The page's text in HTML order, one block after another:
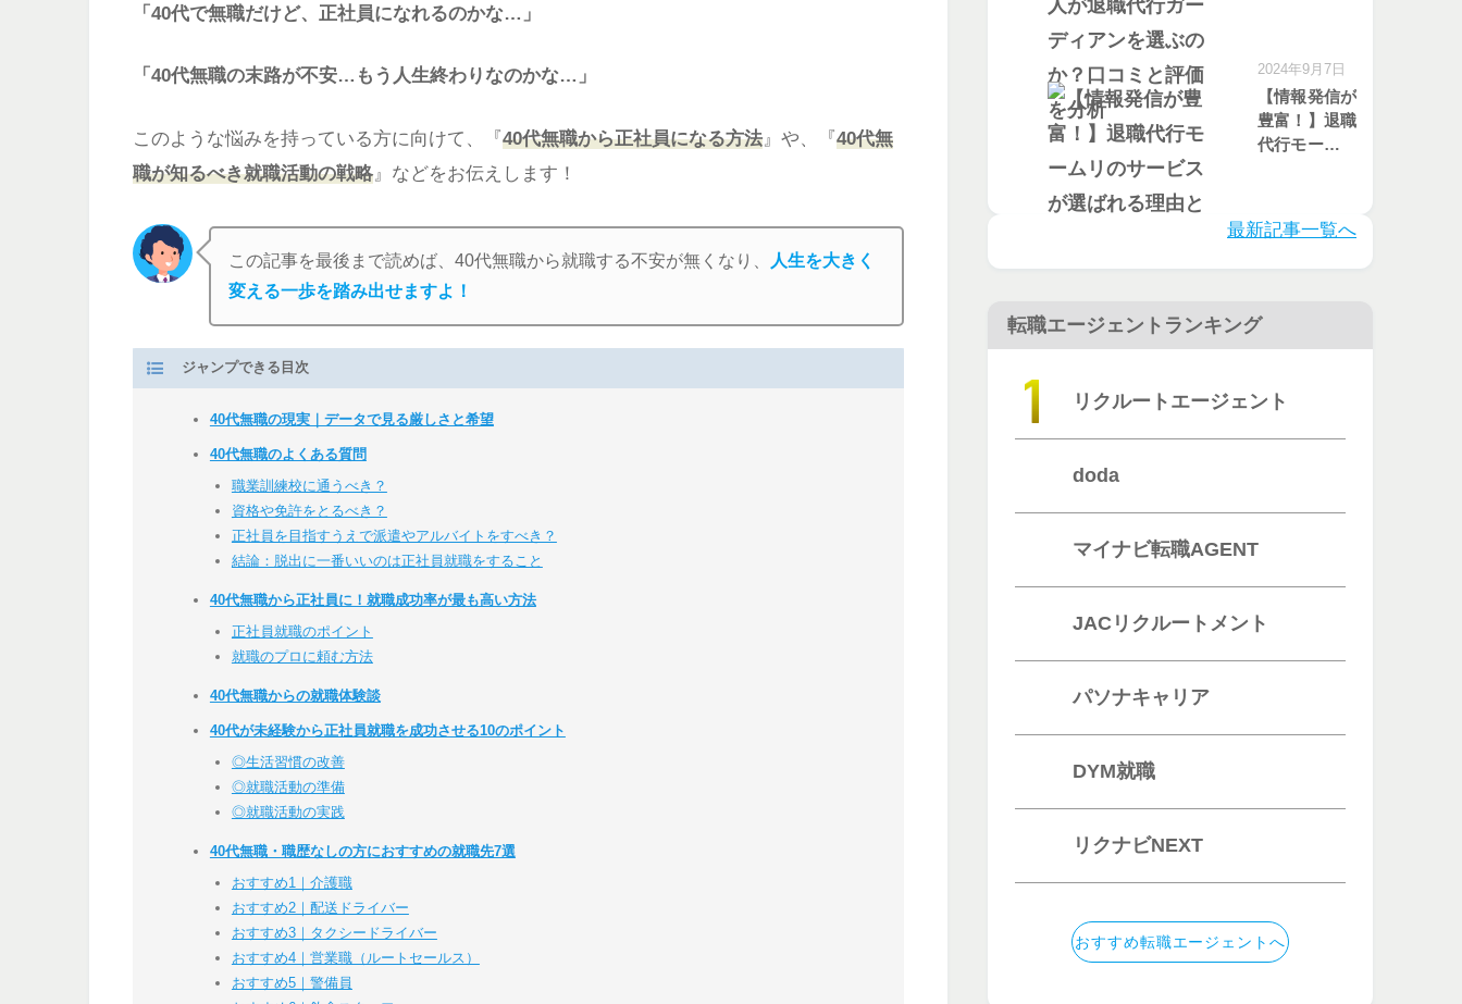
「40代で無職だけど、正社員になれるのかな…」
「40代無職の末路が不安…もう人生終わりなのかな…」
このような悩みを持っている方に向けて、『40代無職から正社員になる方法 』や、『40代無
職が知るべき就職活動の戦略 』などをお伝えします！
この記事を最後まで読めば、40代無職から就職する不安が無くなり、
人生を大きく
変える一歩を踏み出せますよ！
ジャンプできる目次
40代無職の現実｜データで見る厳しさと希望
40代無職のよくある質問
職業訓練校に通うべき？
資格や免許をとるべき？
正社員を目指すうえで派遣やアルバイトをすべき？
結論：脱出に一番いいのは正社員就職をすること
40代無職から正社員に！就職成功率が最も高い方法
正社員就職のポイント
就職のプロに頼む方法
40代無職からの就職体験談
40代が未経験から正社員就職を成功させる10のポイント
◎生活習慣の改善
◎就職活動の準備
◎就職活動の実践
40代無職・職歴なしの方におすすめの就職先7選
おすすめ1｜介護職
おすすめ2｜配送ドライバー
おすすめ3｜タクシードライバー
おすすめ4｜営業職（ルートセールス）
おすすめ5｜警備員
評価を分析
【情報発信が
豊富！】退職
代行モームリ
口コミを徹底
2024年9月7日
最新記事一覧へ
転職エージェントランキング
リクルートエージェント
doda
マイナビ転職AGENT
JACリクルートメント
パソナキャリア
DYM就職
リクナビNEXT
おすすめ転職エージェントへ